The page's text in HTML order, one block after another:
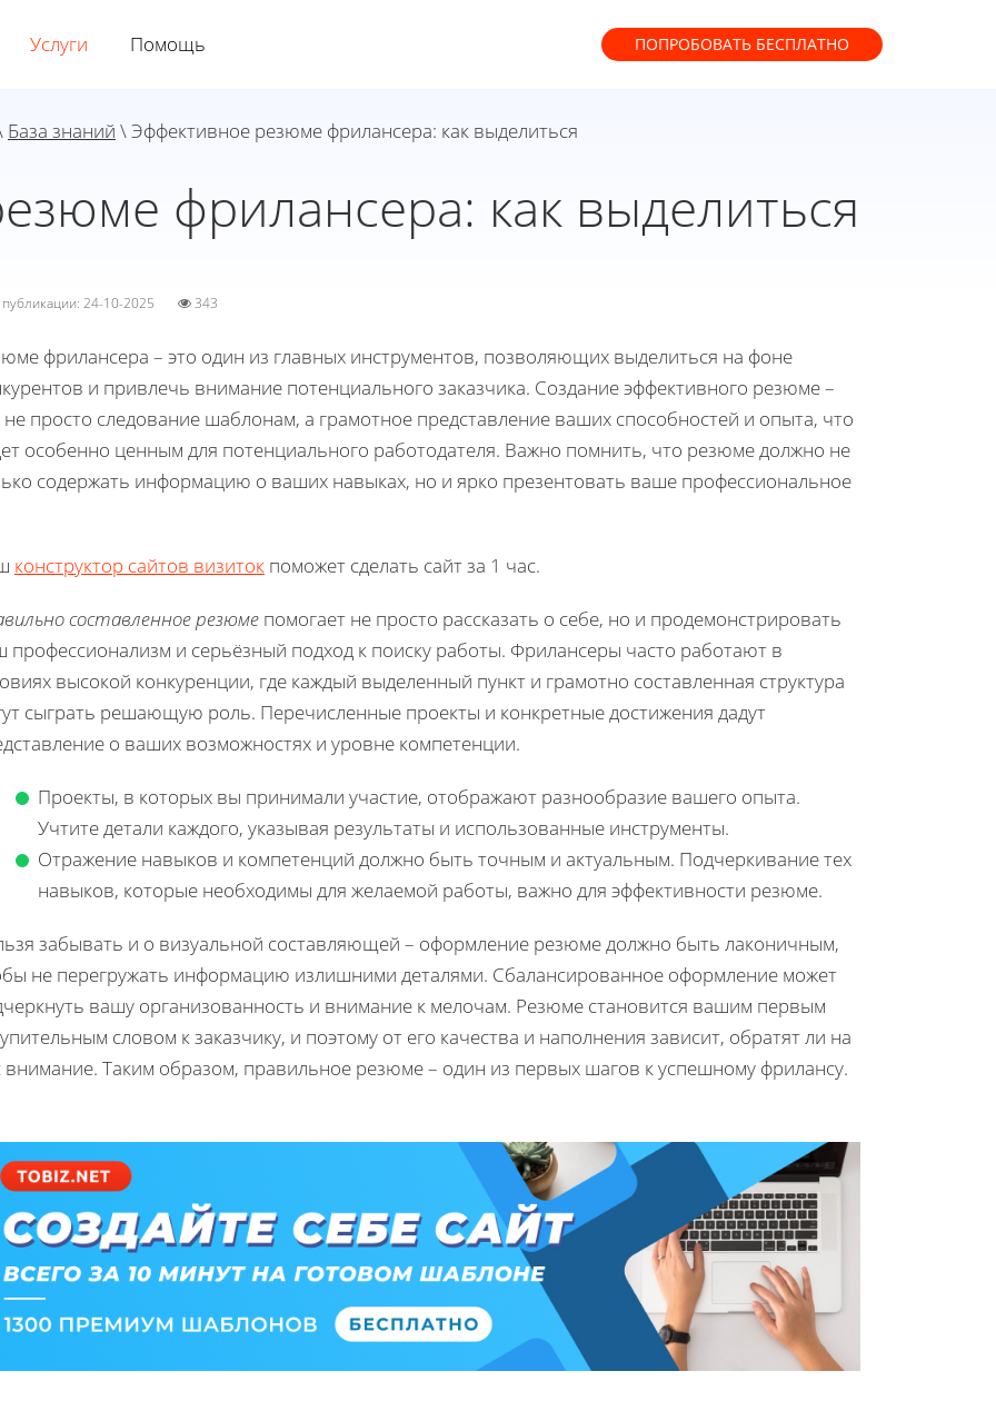
Услуги Помощь ПОПРОБОВАТЬ БЕСПЛАТНО
База знаний \ Эффективное резюме фрилансера: как выделиться
фрилансера: как выделиться
публикации: 24-10-2025 343
фрилансера – это один из главных инструментов, позволяющих выделиться на фоне
и привлечь внимание потенциального заказчика. Создание эффективного резюме –
не просто следование шаблонам, а грамотное представление ваших способностей и опыта, что
особенно ценным для потенциального работодателя. Важно помнить, что резюме должно не
содержать информацию о ваших навыках, но и ярко презентовать ваше профессиональное
конструктор сайтов визиток поможет сделать сайт за 1 час.
составленное резюме помогает не просто рассказать о себе, но и продемонстрировать
профессионализм и серьёзный подход к поиску работы. Фрилансеры часто работают в
высокой конкуренции, где каждый выделенный пункт и грамотно составленная структура
сыграть решающую роль. Перечисленные проекты и конкретные достижения дадут
о ваших возможностях и уровне компетенции.
Проекты, в которых вы принимали участие, отображают разнообразие вашего опыта.
Учтите детали каждого, указывая результаты и использованные инструменты.
Отражение навыков и компетенций должно быть точным и актуальным. Подчеркивание тех
навыков, которые необходимы для желаемой работы, важно для эффективности резюме.
забывать и о визуальной составляющей – оформление резюме должно быть лаконичным,
не перегружать информацию излишними деталями. Сбалансированное оформление может
вашу организованность и внимание к мелочам. Резюме становится вашим первым
словом к заказчику, и поэтому от его качества и наполнения зависит, обратят ли на
внимание. Таким образом, правильное резюме – один из первых шагов к успешному фрилансу.